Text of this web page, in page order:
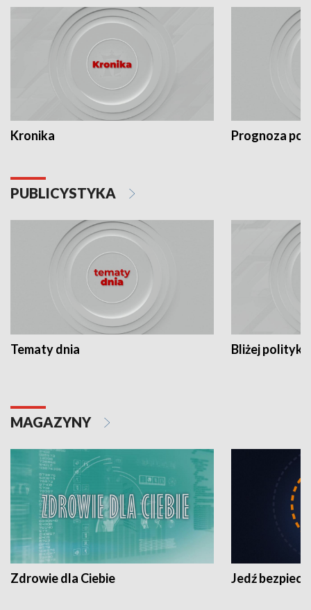
Kronika Prognoza
PUBLICYSTYKA
Tematy dnia Bliżej polityki
MAGAZYNY
Zdrowie dla Ciebie Jedź